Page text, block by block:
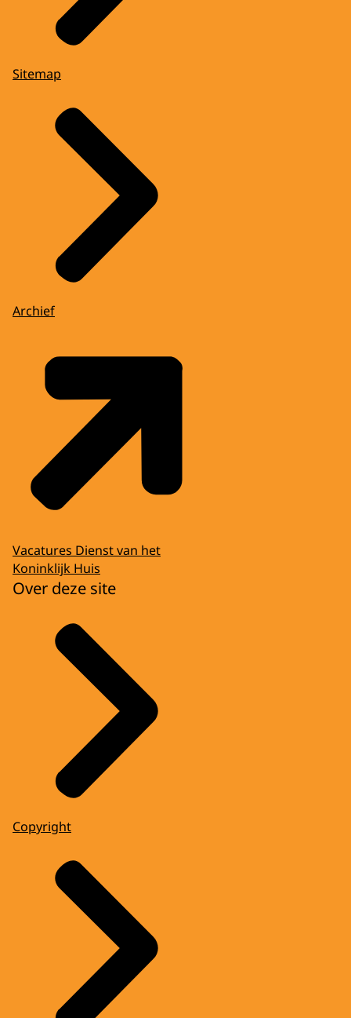
Sitemap
Archief
Vacatures Dienst van het
Koninklijk Huis
Over deze site
Copyright